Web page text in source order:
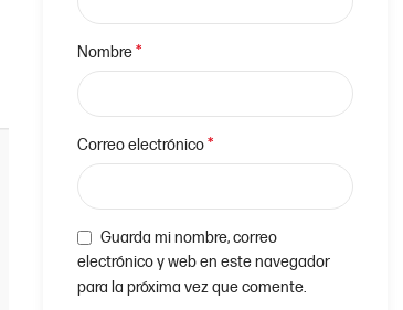
Nombre*
Correo electrónico*
Guarda mi nombre, correo
electrónico y web en este navegador
para la próxima vez que comente.